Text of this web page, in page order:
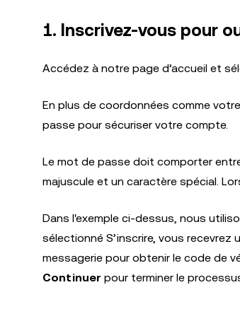
1. Inscrivez-vous pour
Accédez à notre page d’accueil et
En plus de coordonnées comme
passe pour sécuriser votre compte.
Le mot de passe doit comporter
majuscule et un caractère spécial.
Dans l'exemple ci-dessus, nous
sélectionné S’inscrire, vous recevrez
messagerie pour obtenir le code de
Continuer pour terminer le